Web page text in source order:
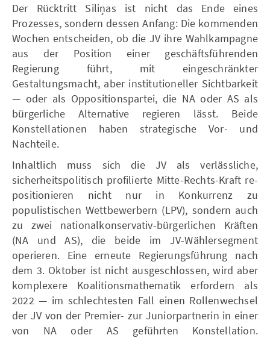
Der Rücktritt Siliņas ist nicht das Ende eines
Prozesses, sondern dessen Anfang: Die kommenden
Wochen entscheiden, ob die JV ihre Wahlkampagne
aus der Position einer geschäftsführenden
Regierung führt, mit eingeschränkter
Gestaltungsmacht, aber institutioneller Sichtbarkeit
— oder als Oppositionspartei, die NA oder AS als
bürgerliche Alternative regieren lässt. Beide
Konstellationen haben strategische Vor- und
Nachteile.
Inhaltlich muss sich die JV als verlässliche,
sicherheitspolitisch profilierte Mitte-Rechts-Kraft re-
positionieren nicht nur in Konkurrenz zu
populistischen Wettbewerbern (LPV), sondern auch
zu zwei nationalkonservativ-bürgerlichen Kräften
(NA und AS), die beide im JV-Wählersegment
operieren. Eine erneute Regierungsführung nach
dem 3. Oktober ist nicht ausgeschlossen, wird aber
komplexere Koalitionsmathematik erfordern als
2022 — im schlechtesten Fall einen Rollenwechsel
der JV von der Premier- zur Juniorpartnerin in einer
von NA oder AS geführten Konstellation.